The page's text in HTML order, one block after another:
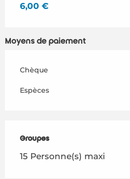
6,00 €
Moyens de paiement
Chèque
Espèces
Groupes
Groupes
15 Personne(s) maxi